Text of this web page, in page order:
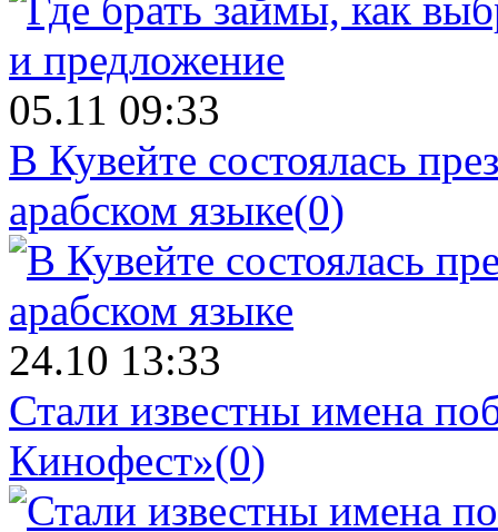
05.11 09:33
В Кувейте состоялась
арабском языке(0)
24.10 13:33
Стали известны имена
Кинофест»(0)